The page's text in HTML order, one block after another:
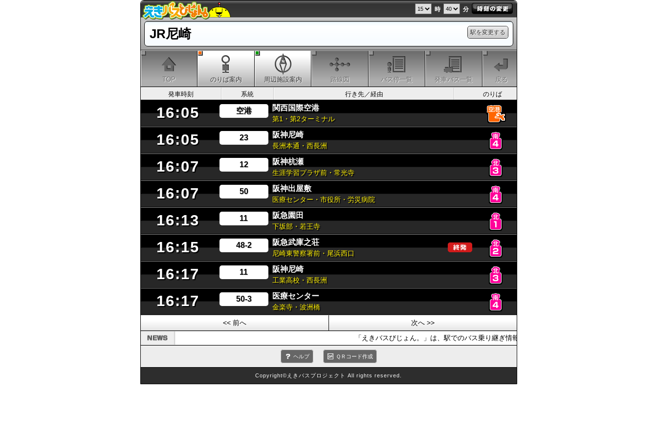
時 分
駅を変更する
JR尼崎
TOP のりば案内 周辺施設案内 路線図 バス停一覧 発車バス一覧
戻る
発車時刻
系統 行き先／経由 のりば
16:05 空港 関西国際空港
第1・第2ターミナル
16:05 23 阪神尼崎
長洲本通・西長洲
16:07 12 阪神杭瀬
生涯学習プラザ前・常光寺
16:07 50 阪神出屋敷
医療センター・市役所・労災病院
16:13 11 阪急園田
下坂部・若王寺
16:15 48-2 阪急武庫之荘
尼崎東警察署前・尾浜西口
16:17 11 阪神尼崎
工業高校・西長洲
16:17 50-3 医療センター
金楽寺・波洲橋
<< 前へ
次へ >>
「えきバスびじょん。」は、駅でのバス乗り継ぎ情報を提供しています。おでかけの際は、公共交
ヘルプ ＱＲコード作成
Copyright©えきバスプロジェクト All rights reserved.